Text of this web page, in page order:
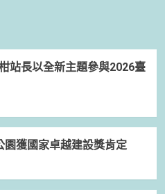
站長以全新主題參與2026臺
獲國家卓越建設獎肯定